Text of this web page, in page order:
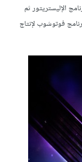
الإليستريتور ثم
فوتوشوب لإنتاج